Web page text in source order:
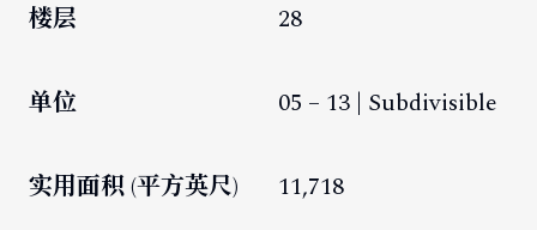
楼层 28
单位 05 – 13 | Subdivisible
实用面积 (平方英尺) 11,718